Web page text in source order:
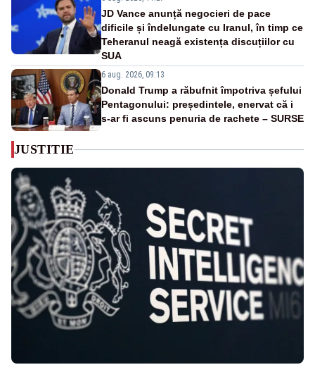
JD Vance anunță negocieri de pace
dificile și îndelungate cu Iranul, în timp ce
Teheranul neagă existența discuțiilor cu
SUA
6 aug. 2026, 09:13
Donald Trump a răbufnit împotriva șefului
Pentagonului: președintele, enervat că i
s-ar fi ascuns penuria de rachete – SURSE
JUSTITIE